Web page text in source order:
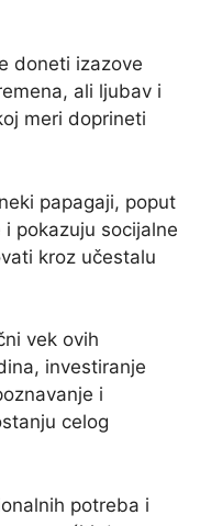
doneti izazove
ali ljubav i
meri doprineti
papagaji, poput
pokazuju socijalne
kroz učestalu
vek ovih
investiranje
i
celog
potreba i